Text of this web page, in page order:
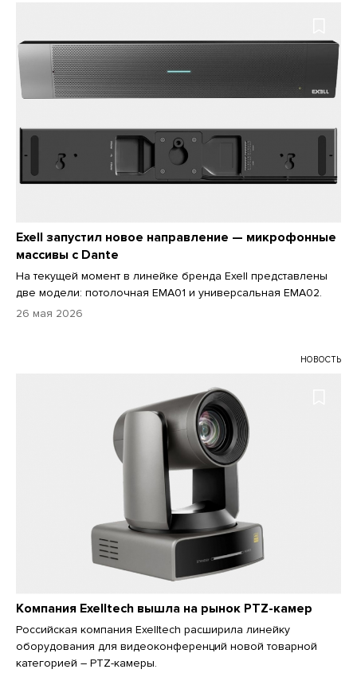
Exell запустил новое направление — микрофонные
массивы c Dante
На текущей момент в линейке бренда Exell представлены
две модели: потолочная EMA01 и универсальная EMA02.
26 мая 2026
НОВОСТЬ
Компания Exelltech вышла на рынок PTZ-камер
Российская компания Exelltech расширила линейку
оборудования для видеоконференций новой товарной
категорией – PTZ-камеры.